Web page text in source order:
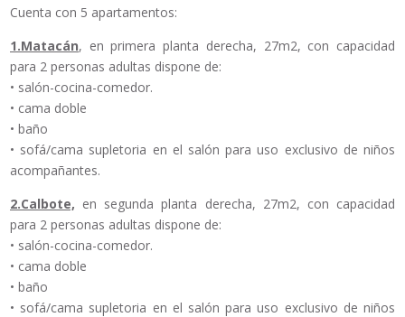
Cuenta con 5 apartamentos:
1.Matacán, en primera planta derecha, 27m2, con capacidad
para 2 personas adultas dispone de:
• salón-cocina-comedor.
• cama doble
• baño
• sofá/cama supletoria en el salón para uso exclusivo de niños
acompañantes.
2.Calbote, en segunda planta derecha, 27m2, con capacidad
para 2 personas adultas dispone de:
• salón-cocina-comedor.
• cama doble
• baño
• sofá/cama supletoria en el salón para uso exclusivo de niños